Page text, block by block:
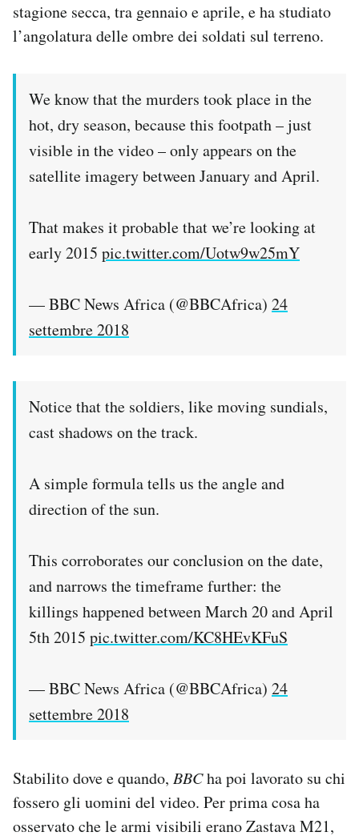
stagione secca, tra gennaio e aprile, e ha studiato
l’angolatura delle ombre dei soldati sul terreno.
We know that the murders took place in the
hot, dry season, because this footpath – just
visible in the video – only appears on the
satellite imagery between January and April.
That makes it probable that we’re looking at
early 2015 pic.twitter.com/Uotw9w25mY
— BBC News Africa (@BBCAfrica) 24
settembre 2018
Notice that the soldiers, like moving sundials,
cast shadows on the track.
A simple formula tells us the angle and
direction of the sun.
This corroborates our conclusion on the date,
and narrows the timeframe further: the
killings happened between March 20 and April
5th 2015 pic.twitter.com/KC8HEvKFuS
— BBC News Africa (@BBCAfrica) 24
settembre 2018
Stabilito dove e quando, BBCha poi lavorato su chi
fossero gli uomini del video. Per prima cosa ha
osservato che le armi visibili erano Zastava M21,